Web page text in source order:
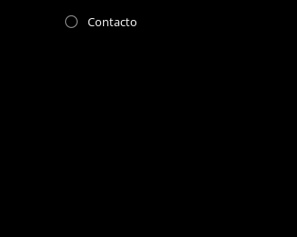
Contacto